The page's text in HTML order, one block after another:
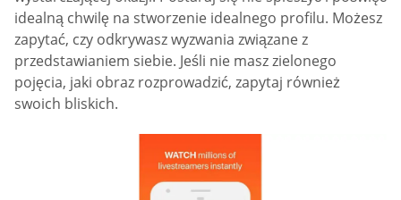
idealną chwilę na stworzenie idealnego profilu. Możesz
zapytać, czy odkrywasz wyzwania związane z
przedstawianiem siebie. Jeśli nie masz zielonego
pojęcia, jaki obraz rozprowadzić, zapytaj również
swoich bliskich.